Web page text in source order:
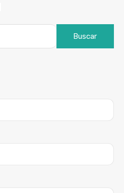
Buscar